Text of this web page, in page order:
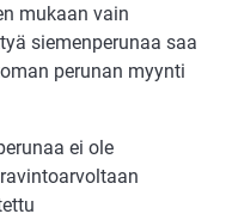
mukaan vain
siemenperunaa saa
perunan myynti
ei ole